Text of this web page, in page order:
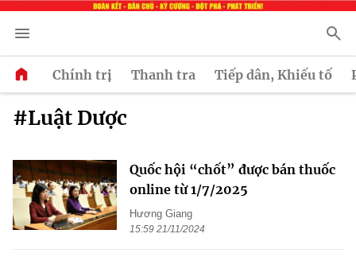
Chính trị Thanh tra Tiếp dân, Khiếu tố
#Luật Dược
Quốc hội “chốt” được bán thuốc
online từ 1/7/2025
Hương Giang
15:59 21/11/2024